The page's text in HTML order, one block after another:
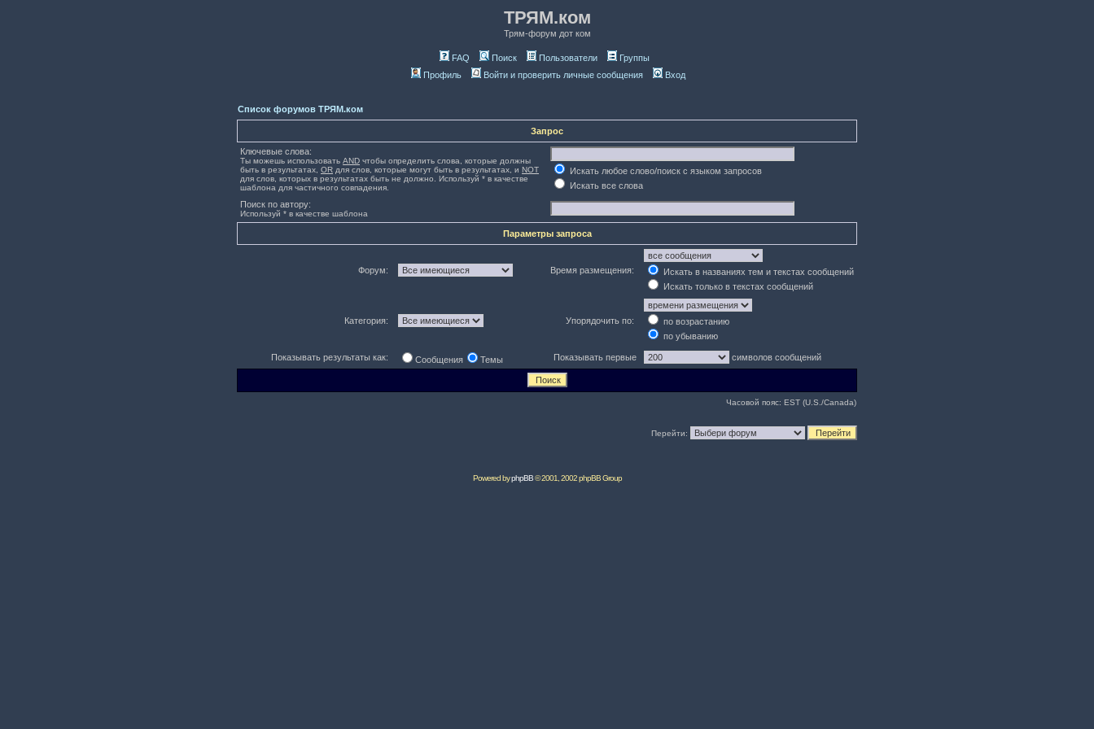
ТРЯМ.ком
Трям-форум дот ком
FAQ Поиск Пользователи
Группы
Профиль
Войти и проверить личные сообщения Вход
Список форумов ТРЯМ.ком
Запрос
Ключевые слова:
Ты можешь использовать AND чтобы определить слова, которые должны
быть в результатах, OR для слов, которые могут быть в результатах, и NOT
для слов, которых в результатах быть не должно. Используй * в качестве
шаблона для частичного совпадения.
Искать любое слово/поиск с языком запросов
Искать все слова
Поиск по автору:
Используй * в качестве шаблона
Параметры запроса
Форум: Время размещения:
Искать в названиях тем и текстах сообщений
Искать только в текстах сообщений
Категория: Упорядочить по:
по возрастанию
по убыванию
Показывать результаты как: Сообщения Темы Показывать первые символов сообщений
Часовой пояс: EST (U.S./Canada)
Перейти:
Powered byphpBB© 2001, 2002 phpBB Group